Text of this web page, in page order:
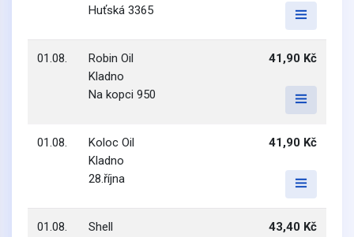
Huťská 3365
01.08.
Robin Oil
Kladno
Na kopci 950
41,90 Kč
01.08.
Koloc Oil
Kladno
28.října
41,90 Kč
01.08.
Shell
43,40 Kč